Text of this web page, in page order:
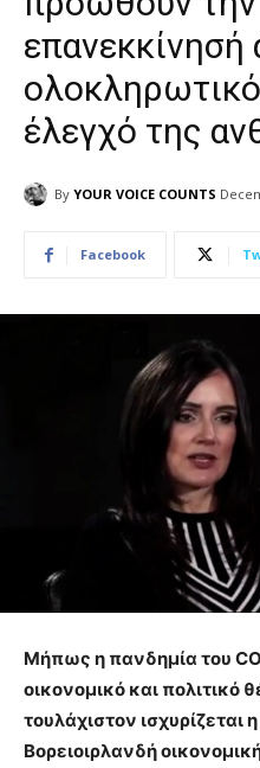
επανεκκίνησή
έλεγχό της
By YOUR VOICE COUNTS
Facebook
Μήπως η πανδημία του
οικονομικό και πολιτικό
τουλάχιστον ισχυρίζεται
Βορειοιρλανδή